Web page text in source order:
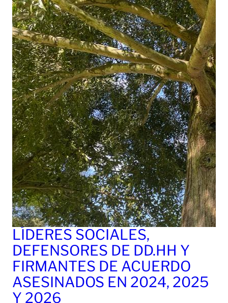
LÍDERES SOCIALES,
DEFENSORES DE DD.HH Y
FIRMANTES DE ACUERDO
ASESINADOS EN 2024, 2025
Y 2026